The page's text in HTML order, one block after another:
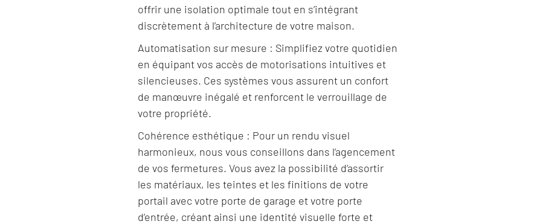
offrir une isolation optimale tout en s’intégrant
discrètement à l’architecture de votre maison.
Automatisation sur mesure : Simplifiez votre quotidien
en équipant vos accès de motorisations intuitives et
silencieuses. Ces systèmes vous assurent un confort
de manœuvre inégalé et renforcent le verrouillage de
votre propriété.
Cohérence esthétique : Pour un rendu visuel
harmonieux, nous vous conseillons dans l’agencement
de vos fermetures. Vous avez la possibilité d’assortir
les matériaux, les teintes et les finitions de votre
portail avec votre porte de garage et votre porte
d’entrée, créant ainsi une identité visuelle forte et